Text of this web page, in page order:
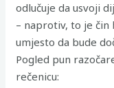
odlučuje da usvoji
– naprotiv, to je čin
umjesto da bude
Pogled pun
rečenicu: